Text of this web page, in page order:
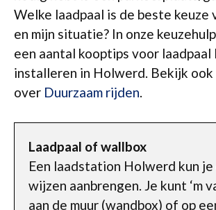
Welke laadpaal is de beste keuze
en mijn situatie? In onze
een aantal kooptips voor laadpaal
installeren in Holwerd. Bekijk ook
over Duurzaam rijden.
Laadpaal of wallbox
Een laadstation Holwerd kun
wijzen aanbrengen. Je kunt ‘m
aan de muur (wandbox) of op